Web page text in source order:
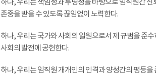
하나, 우리는 책임성과 투명성을 바탕으로 임직원간
존중을 받을 수 있도록 끊임없이 노력한다.
하나, 우리는 국가와 사회의 일원으로서 제 규범을 준
사회의 발전에 공헌한다.
하나, 우리는 임직원 개개인의 인격과 양성간의 평등